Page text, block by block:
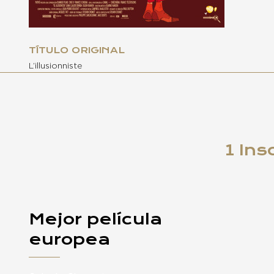
TÍTULO ORIGINAL
L’illusionniste
1
Mejor película
europea